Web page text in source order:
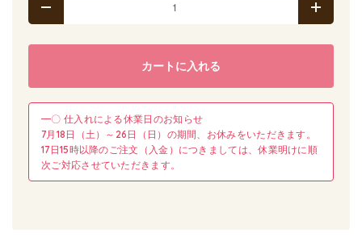
カートに入れる
━〇 仕入れによる休業日のお知らせ
7月18日（土）～26日（日）の期間、お休みをいただきます。
17日15時以降のご注文（入金）につきましては、休業明けに順
次ご対応させていただきます。